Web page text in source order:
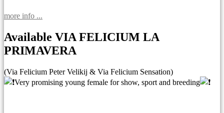
more info ...
Available VIA FELICIUM LA
PRIMAVERA
(Via Felicium Peter Velikij & Via Felicium Sensation)
Very promising young female for show, sport and breeding